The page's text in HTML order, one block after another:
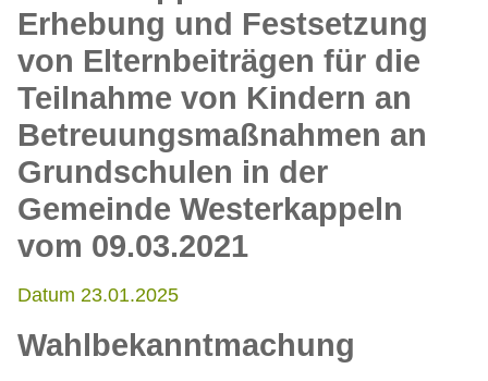
Erhebung und Festsetzung
von Elternbeiträgen für die
Teilnahme von Kindern an
Betreuungsmaßnahmen an
Grundschulen in der
Gemeinde Westerkappeln
vom 09.03.2021
Datum 23.01.2025
Wahlbekanntmachung